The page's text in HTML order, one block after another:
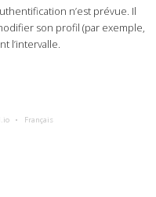
n’est prévue. Il
son profil (par exemple,
l’intervalle.
Français